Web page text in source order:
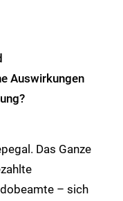
Auswirkungen
Das Ganze
– sich